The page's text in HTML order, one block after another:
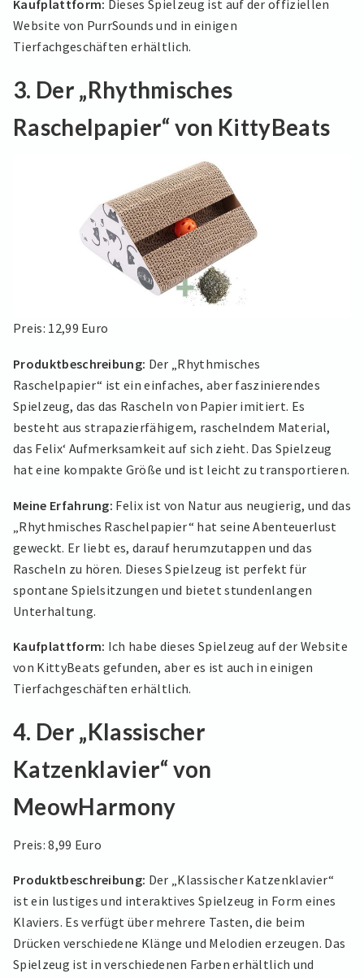
Kaufplattform: Dieses Spielzeug ist auf der offiziellen
Website von PurrSounds und in einigen
Tierfachgeschäften erhältlich.
3. Der „Rhythmisches
Raschelpapier“ von KittyBeats
Preis: 12,99 Euro
Produktbeschreibung: Der „Rhythmisches
Raschelpapier“ ist ein einfaches, aber faszinierendes
Spielzeug, das das Rascheln von Papier imitiert. Es
besteht aus strapazierfähigem, raschelndem Material,
das Felix‘ Aufmerksamkeit auf sich zieht. Das Spielzeug
hat eine kompakte Größe und ist leicht zu transportieren.
Meine Erfahrung: Felix ist von Natur aus neugierig, und das
„Rhythmisches Raschelpapier“ hat seine Abenteuerlust
geweckt. Er liebt es, darauf herumzutappen und das
Rascheln zu hören. Dieses Spielzeug ist perfekt für
spontane Spielsitzungen und bietet stundenlangen
Unterhaltung.
Kaufplattform: Ich habe dieses Spielzeug auf der Website
von KittyBeats gefunden, aber es ist auch in einigen
Tierfachgeschäften erhältlich.
4. Der „Klassischer
Katzenklavier“ von
MeowHarmony
Preis: 8,99 Euro
Produktbeschreibung: Der „Klassischer Katzenklavier“
ist ein lustiges und interaktives Spielzeug in Form eines
Klaviers. Es verfügt über mehrere Tasten, die beim
Drücken verschiedene Klänge und Melodien erzeugen. Das
Spielzeug ist in verschiedenen Farben erhältlich und